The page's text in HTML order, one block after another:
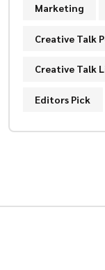
Marketing
Creative Talk
Creative Talk
Editors Pick